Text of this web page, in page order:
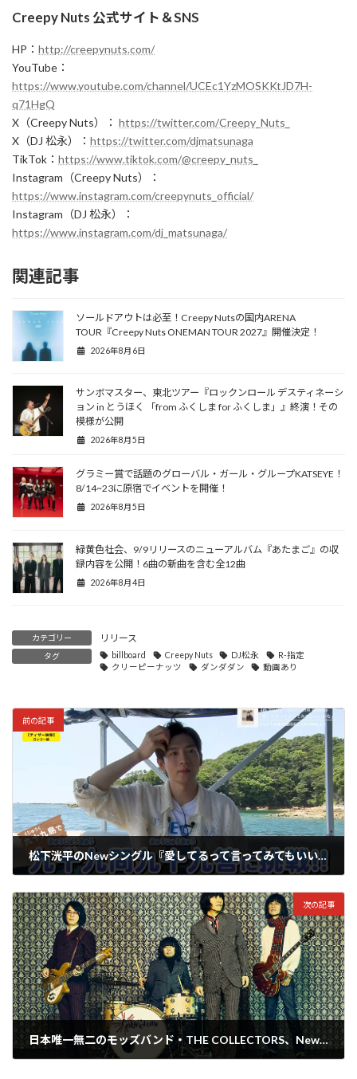
Creepy Nuts 公式サイト＆SNS
HP： http://creepynuts.com/
YouTube：
https://www.youtube.com/channel/UCEc1YzMOSKKtJD7H-
q71HgQ
X（Creepy Nuts）： https://twitter.com/Creepy_Nuts_
X（DJ 松永）： https://twitter.com/djmatsunaga
TikTok： https://www.tiktok.com/@creepy_nuts_
Instagram（Creepy Nuts）：
https://www.instagram.com/creepynuts_official/
Instagram（DJ 松永）：
https://www.instagram.com/dj_matsunaga/
関連記事
ソールドアウトは必至！Creepy Nutsの国内ARENA
TOUR『Creepy Nuts ONEMAN TOUR 2027』開催決定！
2026年8月6日
サンボマスター、東北ツアー『ロックンロール デスティネーシ
ョン in とうほく 「from ふくしま for ふくしま」』終演！その
模様が公開
2026年8月5日
グラミー賞で話題のグローバル・ガール・グループKATSEYE！
8/14~23に原宿でイベントを開催！
2026年8月5日
緑黄色社会、9/9リリースのニューアルバム『あたまご』の収
録内容を公開！6曲の新曲を含む全12曲
2026年8月4日
カテゴリー リリース
タグ billboard Creepy Nuts DJ松永
R-指定
クリーピーナッツ
ダンダダン 動画あり
前の記事
松下洸平のNewシングル『愛してるって言ってみてもいいかな』特典DVD“松下洸平のロケぼっちde佐世保っち”のティザー映像が公開！
次の記事
日本唯一無二のモッズバンド・THE COLLECTORS、Newアルバム『ハートのキングは口髭がない』を11/6にリリース！＆加藤ひさし自伝本『イギリスカブレ』発売！